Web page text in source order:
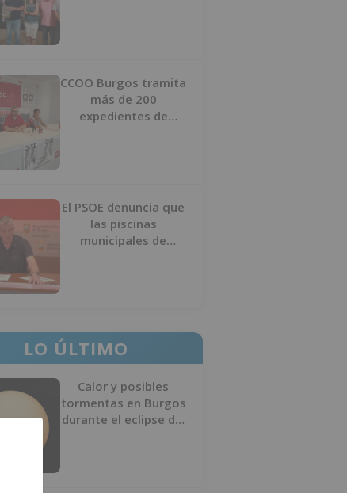
CCOO Burgos tramita
más de 200
expedientes de
El PSOE denuncia que
las piscinas
municipales de
LO ÚLTIMO
Calor y posibles
tormentas en Burgos
durante el eclipse del